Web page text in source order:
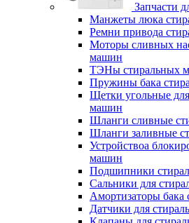
Запчасти
Манжеты люка
Ремни привода
Моторы сливных
машин
ТЭНы стиральных
Пружины бака
Щетки угольные
машин
Шланги сливные
Шланги заливные
Устройствоа
машин
Подшипники
Сальники для
Амортизаторы
Датчики для